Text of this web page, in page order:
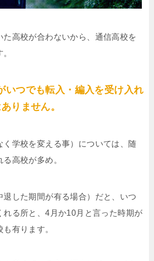
た高校が合わないから、通信高校を
いつでも転入・編入を受け入れ
りません。
く学校を変える事）については、随
高校が多め。
退した期間が有る場合）だと、いつ
れる所と、4月か10月と言った時期が
有ります。